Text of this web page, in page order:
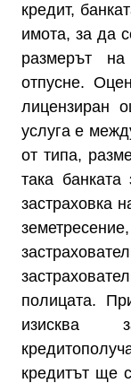
кредит,
имота, за да
размерът
отпусне.
лицензиран
услуга е
от типа,
така
застраховка
полицата.
изисква
кредитът ще